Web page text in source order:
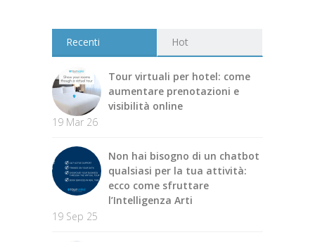
Recenti Hot
Tour virtuali per hotel: come
aumentare prenotazioni e
visibilità online
19 Mar 26
Non hai bisogno di un chatbot
qualsiasi per la tua attività:
ecco come sfruttare
l’Intelligenza Arti
19 Sep 25